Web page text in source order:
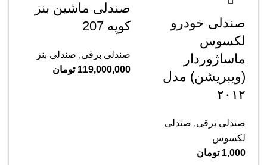
صندلی خودرو
لکسوس
ماساژوردار
(ویبریشن) مدل
۲۰۱۲
صندلی برقی, صندلی
لکسوس
1,000 تومان
صندلی ماشین بنز
کوپه 207
صندلی برقی, صندلی بنز
119,000,000 تومان